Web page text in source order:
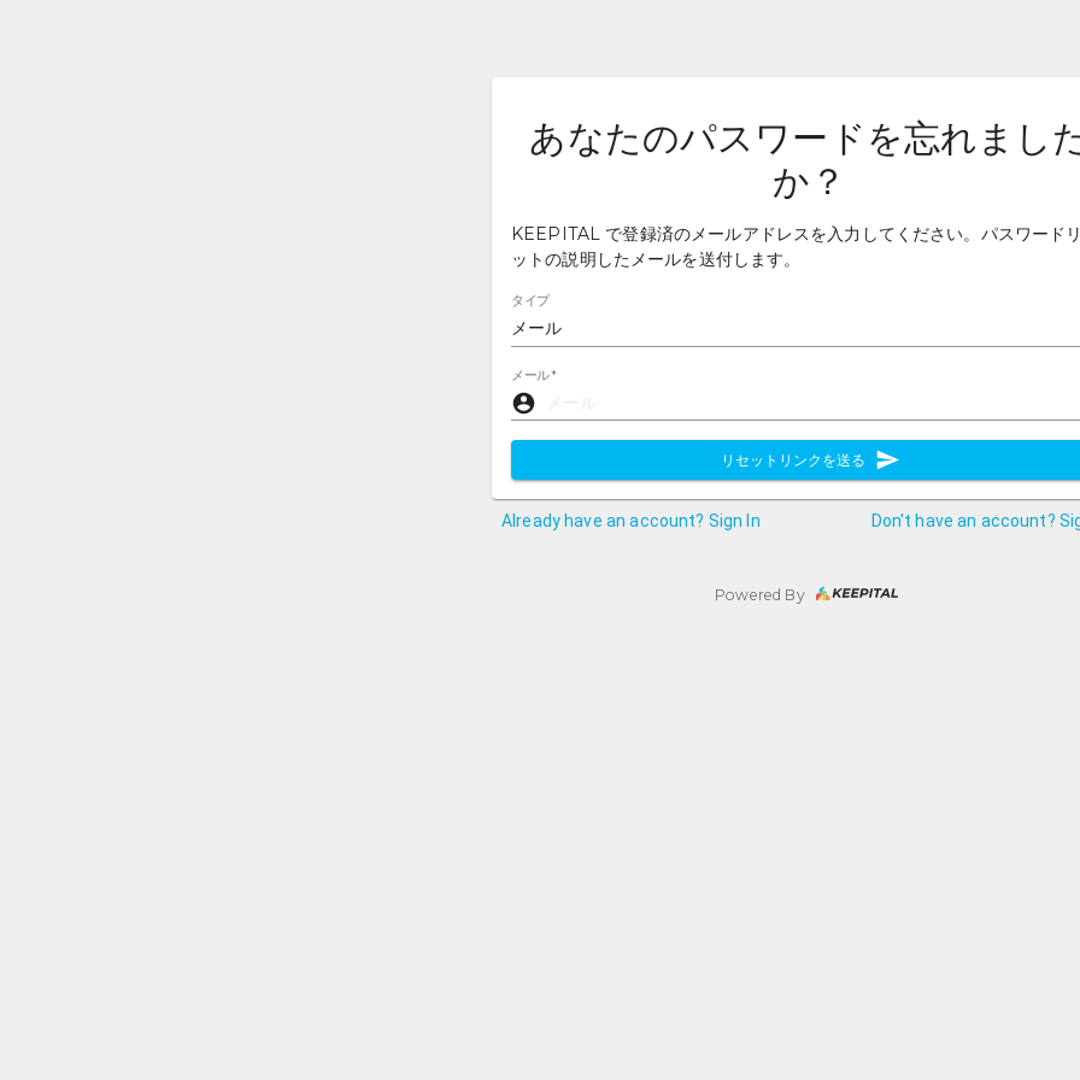
あなたのパスワードを忘れまし
か？
KEEPITAL で登録済のメールアドレスを入力してください。パスワード
ットの説明したメールを送付します。
タイプ
メール
メール*
リセットリンクを送る
Already have an account? Sign In Don't have an account?
Powered By